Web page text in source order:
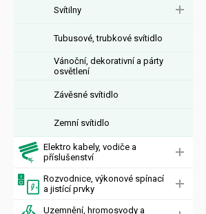
Svítilny
Tubusové, trubkové svítidlo
Vánoční, dekorativní a párty
osvětlení
Závěsné svítidlo
Zemní svítidlo
Elektro kabely, vodiče a
příslušenství
Rozvodnice, výkonové spínací
a jistící prvky
Uzemnění, hromosvody a